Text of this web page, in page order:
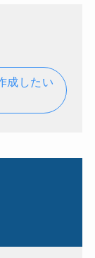
成したい